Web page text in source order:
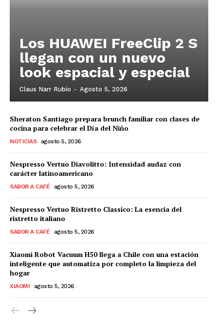
Los HUAWEI FreeClip 2 S
llegan con un nuevo
look espacial y especial
Claus Narr Rubio - Agosto 5, 2026
Sheraton Santiago prepara brunch familiar con clases de
cocina para celebrar el Día del Niño
NOTICIAS agosto 5, 2026
Nespresso Vertuo Diavolitto: Intensidad audaz con
carácter latinoamericano
SABOR A CAFÉ agosto 5, 2026
Nespresso Vertuo Ristretto Classico: La esencia del
ristretto italiano
SABOR A CAFÉ agosto 5, 2026
Xiaomi Robot Vacuum H50 llega a Chile con una estación
inteligente que automatiza por completo la limpieza del
hogar
XIAOMI agosto 5, 2026